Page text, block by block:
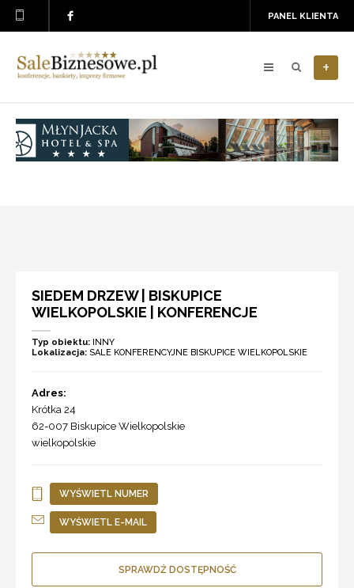
PANEL KLIENTA
+
SIEDEM DRZEW | BISKUPICE
WIELKOPOLSKIE | KONFERENCJE
Typ obiektu: INNY
Lokalizacja: SALE KONFERENCYJNE BISKUPICE WIELKOPOLSKIE
Adres:
Krótka 24
62-007 Biskupice Wielkopolskie
wielkopolskie
WYŚWIETL NUMER
WYŚWIETL E-MAIL
SPRAWDŹ DOSTĘPNOŚĆ